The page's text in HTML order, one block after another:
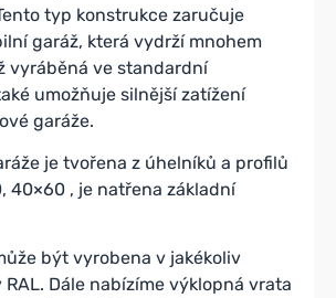
typ konstrukce zaručuje
garáž, která vydrží mnohem
vyráběná ve standardní
umožňuje silnější zatížení
garáže.
je tvořena z úhelníků a profilů
40×60 , je natřena základní
být vyrobena v jakékoliv
Dále nabízíme výklopná vrata